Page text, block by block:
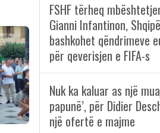
FSHF tërheq
Gianni Infantinon,
bashkohet qëndrimeve
për qeverisjen e FIFA-s
Nuk ka kaluar as një
papunë’, për Didier
një ofertë e majme